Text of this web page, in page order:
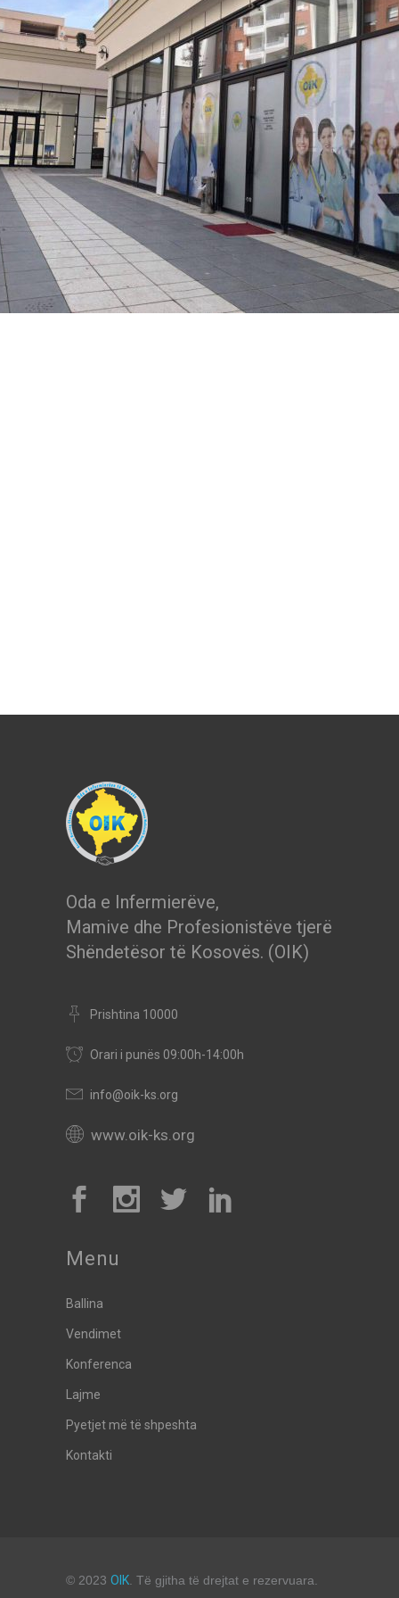
Oda e Infermierëve,
Mamive dhe Profesionistëve tjerë
Shëndetësor të Kosovës. (OIK)
Prishtina 10000
Orari i punës 09:00h-14:00h
info@oik-ks.org
www.oik-ks.org
Menu
Ballina
Vendimet
Konferenca
Lajme
Pyetjet më të shpeshta
Kontakti
© 2023 OIK . Të gjitha të drejtat e rezervuara.